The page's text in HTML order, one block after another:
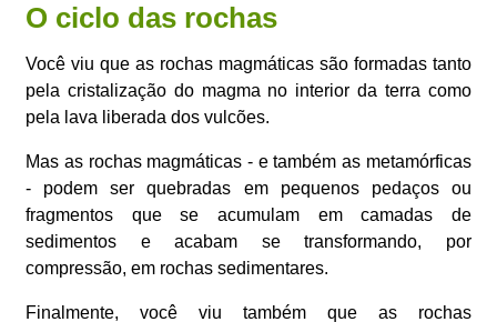
O ciclo das rochas
Você viu que as rochas magmáticas são formadas tanto
pela cristalização do magma no interior da terra como
pela lava liberada dos vulcões.
Mas as rochas magmáticas - e também as metamórficas
- podem ser quebradas em pequenos pedaços ou
fragmentos que se acumulam em camadas de
sedimentos e acabam se transformando, por
compressão, em rochas sedimentares.
Finalmente, você viu também que as rochas